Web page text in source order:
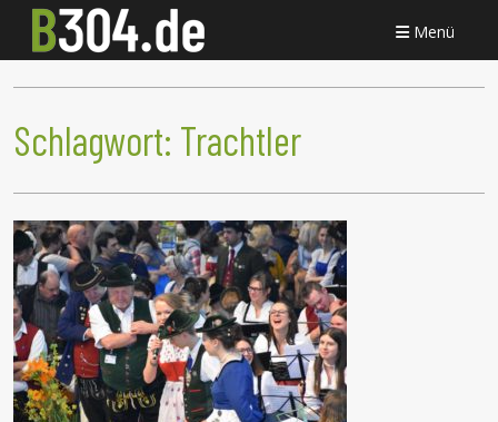
Menü
Schlagwort: Trachtler